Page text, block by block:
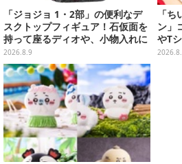
「ジョジョ 1・2部」の便利なデ
スクトップフィギュア！石仮面を
持って座るディオや、小物入れに
なるツェペリなどズラリ
2026.8.9
「
ン」
やT
グネ